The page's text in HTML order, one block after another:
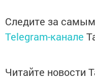
Следите за
Telegram-канале
Читайте новости